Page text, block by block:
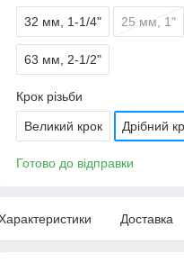
32 мм, 1-1/4" 25 мм, 1"
63 мм, 2-1/2"
Крок різьби
Великий крок Дрібний
Готово до відправки
Доставка